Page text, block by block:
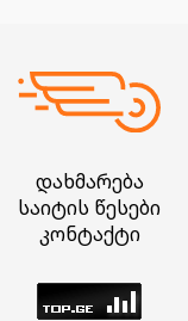
დახმარება
საიტის წესები
კონტაქტი